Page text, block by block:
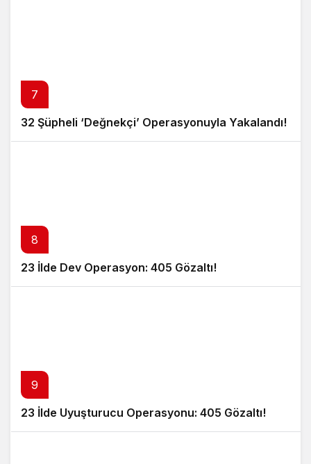
7
32 Şüpheli ‘Değnekçi’ Operasyonuyla Yakalandı!
8
23 İlde Dev Operasyon: 405 Gözaltı!
9
23 İlde Uyuşturucu Operasyonu: 405 Gözaltı!